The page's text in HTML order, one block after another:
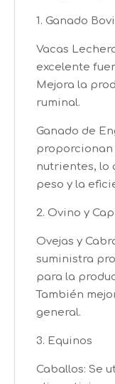
1. Ganado
Vacas
excelente
Mejora la
ruminal.
Ganado de
proporcionan
nutrientes, lo
peso y la
2. Ovino y
Ovejas y
suministra
para la
También
general.
3. Equinos
Caballos: Se